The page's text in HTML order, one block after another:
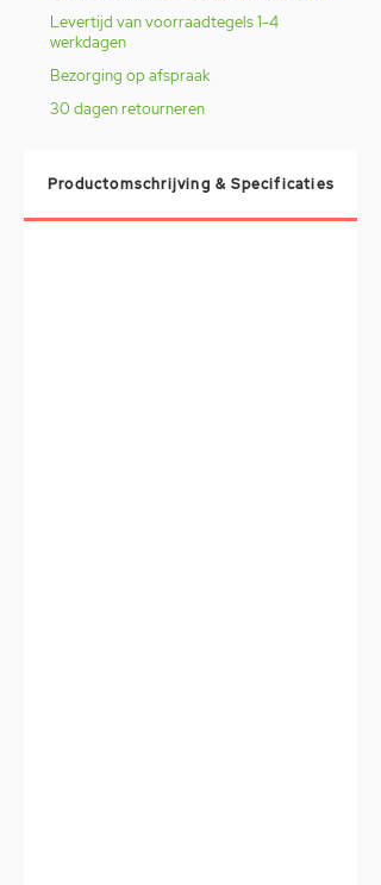
Levertijd van voorraadtegels 1-4
werkdagen
Bezorging op afspraak
30 dagen retourneren
Productomschrijving & Specificaties